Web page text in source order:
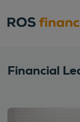
Financial